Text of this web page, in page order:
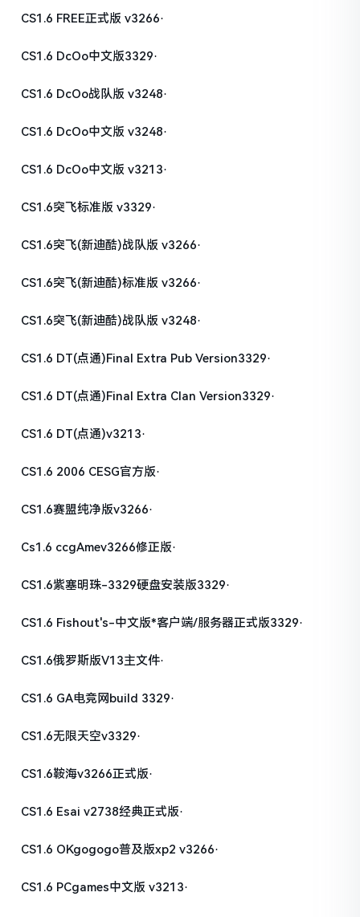
CS1.6 FREE正式版 v3266·
CS1.6 DcOo中文版3329·
CS1.6 DcOo战队版 v3248·
CS1.6 DcOo中文版 v3248·
CS1.6 DcOo中文版 v3213·
CS1.6突飞标准版 v3329·
CS1.6突飞(新迪酷)战队版 v3266·
CS1.6突飞(新迪酷)标准版 v3266·
CS1.6突飞(新迪酷)战队版 v3248·
CS1.6 DT(点通)Final Extra Pub Version3329·
CS1.6 DT(点通)Final Extra Clan Version3329·
CS1.6 DT(点通)v3213·
CS1.6 2006 CESG官方版·
CS1.6赛盟纯净版v3266·
Cs1.6 ccgAmev3266修正版·
CS1.6紫塞明珠-3329硬盘安装版3329·
CS1.6 Fishout's-中文版*客户端/服务器正式版3329·
CS1.6俄罗斯版V13主文件·
CS1.6 GA电竞网build 3329·
CS1.6无限天空v3329·
CS1.6鞍海v3266正式版·
CS1.6 Esai v2738经典正式版·
CS1.6 OKgogogo普及版xp2 v3266·
CS1.6 PCgames中文版 v3213·